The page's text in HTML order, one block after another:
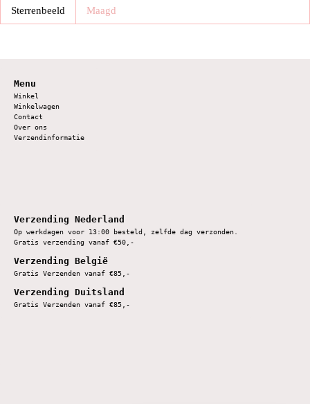
Sterrenbeeld Maagd
Menu
Winkel
Winkelwagen
Contact
Over ons
Verzendinformatie
Verzending Nederland
Op werkdagen voor 13:00 besteld, zelfde dag verzonden.
Gratis verzending vanaf €50,-
Verzending België
Gratis Verzenden vanaf €85,-
Verzending Duitsland
Gratis Verzenden vanaf €85,-